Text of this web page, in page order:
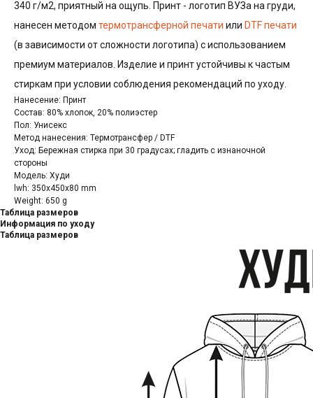
340 г/м2, приятный на ощупь. Принт - логотип ВУЗа на груди,
нанесен методом термотрансферной печати или DTF печати
(в зависимости от сложности логотипа) с использованием
премиум материалов. Изделие и принт устойчивы к частым
стиркам при условии соблюдения рекомендаций по уходу.
Нанесение: Принт
Состав: 80% хлопок, 20% полиэстер
Пол: Унисекс
Метод нанесения: Термотрансфер / DTF
Уход: Бережная стирка при 30 градусах; гладить с изнаночной
стороны
Модель: Худи
lwh: 350x450x80 mm
Weight: 650 g
Таблица размеров
Информация по уходу
Таблица размеров